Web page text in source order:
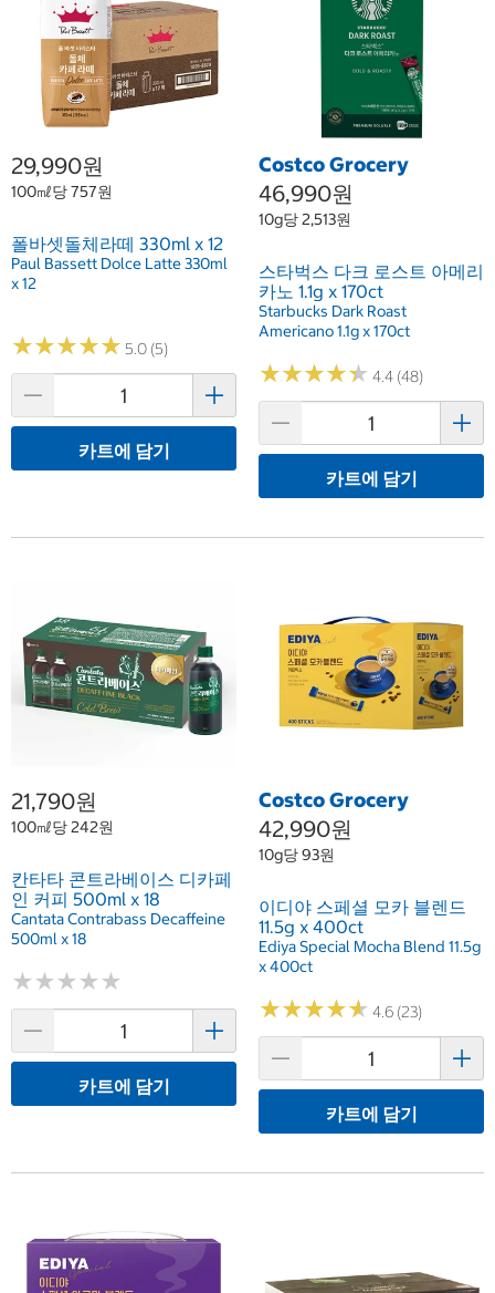
29,990원
100㎖당 757원
폴바셋돌체라떼 330ml x 12
Paul Bassett Dolce Latte 330ml
x 12
★★★★★
★★★★★ 5.0 (5)
카트에 담기
Costco Grocery
46,990원
10g당 2,513원
스타벅스 다크 로스트 아메리
카노 1.1g x 170ct
Starbucks Dark Roast
Americano 1.1g x 170ct
★★★★★
★★★★★ 4.4 (48)
카트에 담기
21,790원
100㎖당 242원
칸타타 콘트라베이스 디카페
인 커피 500ml x 18
Cantata Contrabass Decaffeine
500ml x 18
★★★★★
★★★★★
카트에 담기
Costco Grocery
42,990원
10g당 93원
이디야 스페셜 모카 블렌드
11.5g x 400ct
Ediya Special Mocha Blend 11.5g
x 400ct
★★★★★
★★★★★ 4.6 (23)
카트에 담기